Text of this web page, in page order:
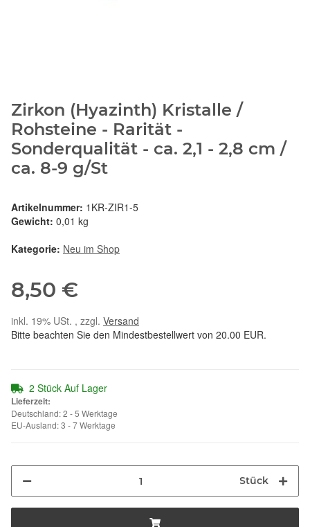
Zirkon (Hyazinth) Kristalle /
Rohsteine - Rarität -
Sonderqualität - ca. 2,1 - 2,8 cm /
ca. 8-9 g/St
Artikelnummer: 1KR-ZIR1-5
Gewicht: 0,01 kg
Kategorie: Neu im Shop
8,50 €
inkl. 19% USt. , zzgl. Versand
Bitte beachten Sie den Mindestbestellwert von 20.00 EUR.
2 Stück Auf Lager
Lieferzeit:
Deutschland: 2 - 5 Werktage
EU-Ausland: 3 - 7 Werktage
Stück